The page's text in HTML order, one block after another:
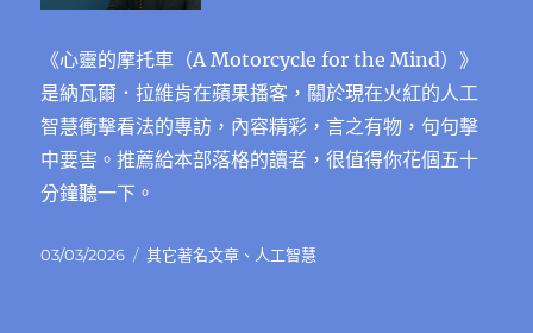
《心靈的摩托車（A Motorcycle for the Mind）》
是納瓦爾．拉維肯在蘋果播客，關於現在火紅的人工
智慧衝擊看法的專訪，內容精彩，言之有物，句句擊
中要害。推薦給本部落格的讀者，很值得你花個五十
分鐘聽一下。
發
03/03/2026
分
其它著名文章 、 人工智慧